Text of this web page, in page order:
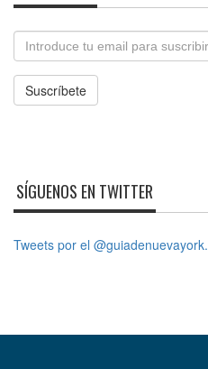
Email
Suscríbete
SÍGUENOS EN TWITTER
Tweets por el @guiadenuevayork.